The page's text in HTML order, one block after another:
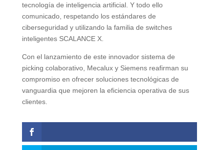
tecnología de inteligencia artificial. Y todo ello
comunicado, respetando los estándares de
ciberseguridad y utilizando la familia de switches
inteligentes SCALANCE X.
Con el lanzamiento de este innovador sistema de
picking colaborativo, Mecalux y Siemens reafirman su
compromiso en ofrecer soluciones tecnológicas de
vanguardia que mejoren la eficiencia operativa de sus
clientes.